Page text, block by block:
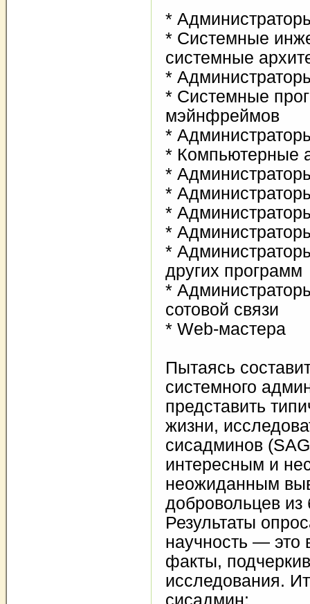
*
* Системные
системные
*
* Системные
мэйнфреймов
*
* Компьютерные
*
*
*
*
*
других программ
*
сотовой связи
* Web-мастера
Пытаясь
системного
представить
жизни,
сисадминов
интересным и
неожиданным
добровольцев
Результаты
научность — это
факты,
исследования.
сисадмин: